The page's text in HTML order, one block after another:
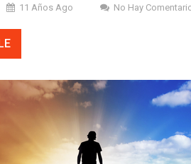
11 Años Ago No Hay